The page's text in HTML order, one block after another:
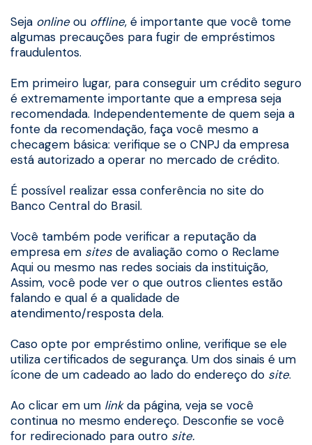
Seja onlineou offline, é importante que você tome
algumas precauções para fugir de empréstimos
fraudulentos.
Em primeiro lugar, para conseguir um crédito seguro
é extremamente importante que a empresa seja
recomendada. Independentemente de quem seja a
fonte da recomendação, faça você mesmo a
checagem básica: verifique se o CNPJ da empresa
está autorizado a operar no mercado de crédito.
É possível realizar essa conferência no site do
Banco Central do Brasil.
Você também pode verificar a reputação da
empresa em sites de avaliação como o Reclame
Aqui ou mesmo nas redes sociais da instituição,
Assim, você pode ver o que outros clientes estão
falando e qual é a qualidade de
atendimento/resposta dela.
Caso opte por empréstimo online, verifique se ele
utiliza certificados de segurança. Um dos sinais é um
ícone de um cadeado ao lado do endereço do site.
Ao clicar em um linkda página, veja se você
continua no mesmo endereço. Desconfie se você
for redirecionado para outro site.